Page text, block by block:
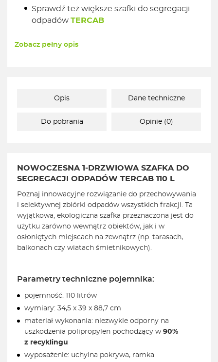
Sprawdź też większe szafki do segregacji
odpadów TERCAB
Zobacz pełny opis
Opis Dane techniczne
Do pobrania Opinie (0)
NOWOCZESNA 1-DRZWIOWA SZAFKA DO
SEGREGACJI ODPADÓW TERCAB 110 L
Poznaj innowacyjne rozwiązanie do przechowywania
i selektywnej zbiórki odpadów wszystkich frakcji. Ta
wyjątkowa, ekologiczna szafka przeznaczona jest do
użytku zarówno wewnątrz obiektów, jak i w
osłoniętych miejscach na zewnątrz (np. tarasach,
balkonach czy wiatach śmietnikowych).
Parametry techniczne pojemnika:
pojemność: 110 litrów
wymiary: 34,5 x 39 x 88,7 cm
materiał wykonania: niezwykle odporny na
uszkodzenia polipropylen pochodzący w 90%
z recyklingu
wyposażenie: uchylna pokrywa, ramka